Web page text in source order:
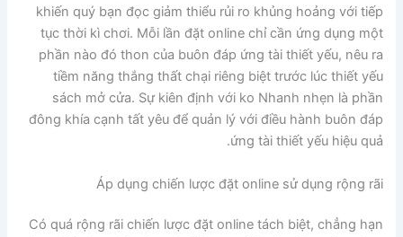
khiến quý bạn đọc giảm thiểu rủi ro khủng hoảng với tiếp
tục thời kì chơi. Mỗi lần đặt online chỉ cần ứng dụng một
phần nào đó thon của buôn đáp ứng tài thiết yếu, nêu ra
tiềm năng thắng thất chại riêng biệt trước lúc thiết yếu
sách mở cửa. Sự kiên định với ko Nhanh nhẹn là phần
đông khía cạnh tất yêu để quản lý với điều hành buôn đáp
ứng tài thiết yếu hiệu quả.
Áp dụng chiến lược đặt online sử dụng rộng rãi
Có quá rộng rãi chiến lược đặt online tách biệt, chẳng hạn